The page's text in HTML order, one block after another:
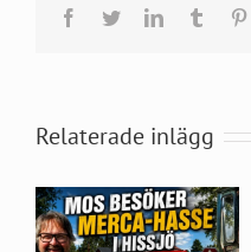
Facebook
TwitterLinkedInTumblr
Relaterade inlägg